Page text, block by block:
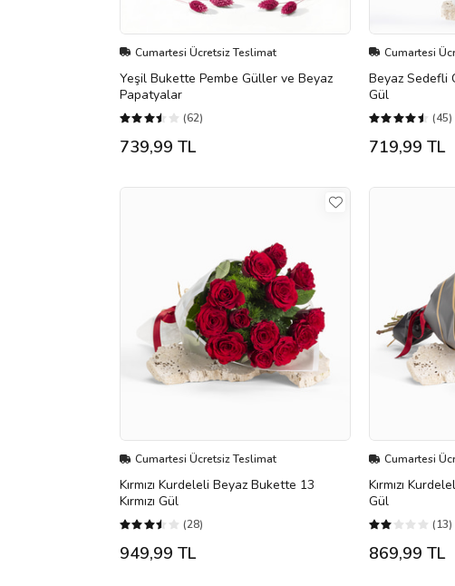
Cumartesi Ücretsiz Teslimat
Yeşil Bukette Pembe Güller ve Beyaz
Papatyalar
(62)
739,99 TL
Cumartesi
Beyaz Sedefli
Gül
(45)
719,99 TL
Cumartesi Ücretsiz Teslimat
Kırmızı Kurdeleli Beyaz Bukette 13
Kırmızı Gül
(28)
949,99 TL
Cumartesi
Kırmızı
Gül
(13)
869,99 TL